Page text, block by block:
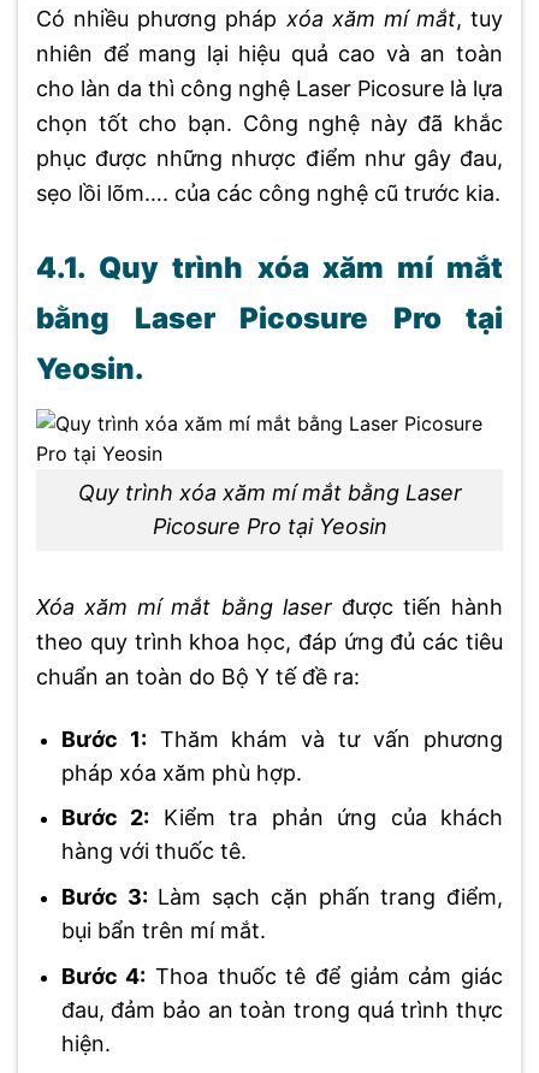
Có nhiều phương pháp xóa xăm mí mắt, tuy
nhiên để mang lại hiệu quả cao và an toàn
cho làn da thì công nghệ Laser Picosure là lựa
chọn tốt cho bạn. Công nghệ này đã khắc
phục được những nhược điểm như gây đau,
sẹo lồi lõm…. của các công nghệ cũ trước kia.
4.1. Quy trình xóa xăm mí mắt
bằng Laser Picosure Pro tại
Yeosin.
Quy trình xóa xăm mí mắt bằng Laser
Picosure Pro tại Yeosin
Xóa xăm mí mắt bằng laserđược tiến hành
theo quy trình khoa học, đáp ứng đủ các tiêu
chuẩn an toàn do Bộ Y tế đề ra:
Bước 1:Thăm khám và tư vấn phương
pháp xóa xăm phù hợp.
Bước 2: Kiểm tra phản ứng của khách
hàng với thuốc tê.
Bước 3:Làm sạch cặn phấn trang điểm,
bụi bẩn trên mí mắt.
Bước 4: Thoa thuốc tê để giảm cảm giác
đau, đảm bảo an toàn trong quá trình thực
hiện.